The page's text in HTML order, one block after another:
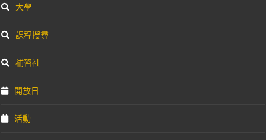
大學
課程搜尋
補習社
開放日
活動